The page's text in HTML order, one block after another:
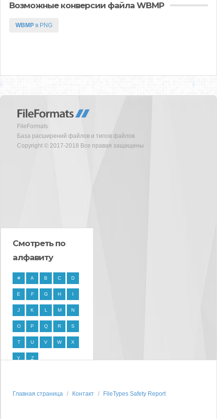
Возможные конверсии файла WBMP
WBMP в PNG
FileFormats
База расширений файлов и типов файлов
Copyright © 2017-2018 Все правая защищены
Смотреть по
алфавиту
# A B C D
E F G H I
J K L M N
O P Q R S
T U V W X
Y Z
Главная страница Контакт FileTypes Safety Report